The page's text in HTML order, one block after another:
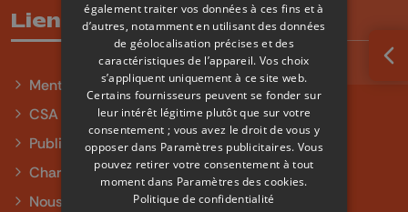
Liens utiles
Mentions légales
CSA
Publicité
Charte sur l'égalité et la diversité
Nous contacter
également traiter vos données à ces fins et à
d’autres, notamment en utilisant des données
de géolocalisation précises et des
caractéristiques de l’appareil. Vos choix
s’appliquent uniquement à ce site web.
Certains fournisseurs peuvent se fonder sur
leur intérêt légitime plutôt que sur votre
consentement ; vous avez le droit de vous y
opposer dans Paramètres publicitaires. Vous
pouvez retirer votre consentement à tout
moment dans Paramètres des cookies.
Politique de confidentialité